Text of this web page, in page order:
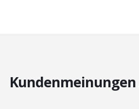
Kundenmeinungen